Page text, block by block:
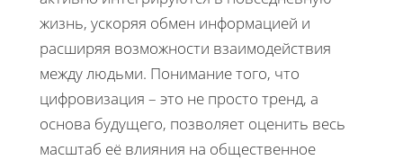
жизнь, ускоряя обмен информацией и
расширяя возможности взаимодействия
между людьми. Понимание того, что
цифровизация – это не просто тренд, а
основа будущего, позволяет оценить весь
масштаб её влияния на общественное